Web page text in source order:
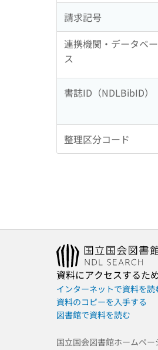
請求記号
連携機関・データベー
ス
書誌ID（NDLBibID）
整理区分コード
資料にアクセスするた
インターネットで資料を読
資料のコピーを入手する
図書館で資料を読む
国立国会図書館ホームペー